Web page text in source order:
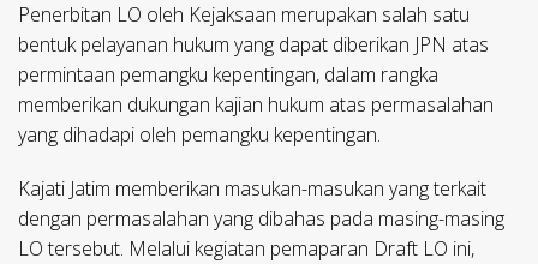
Penerbitan LO oleh Kejaksaan merupakan salah satu
bentuk pelayanan hukum yang dapat diberikan JPN atas
permintaan pemangku kepentingan, dalam rangka
memberikan dukungan kajian hukum atas permasalahan
yang dihadapi oleh pemangku kepentingan.
Kajati Jatim memberikan masukan-masukan yang terkait
dengan permasalahan yang dibahas pada masing-masing
LO tersebut. Melalui kegiatan pemaparan Draft LO ini,